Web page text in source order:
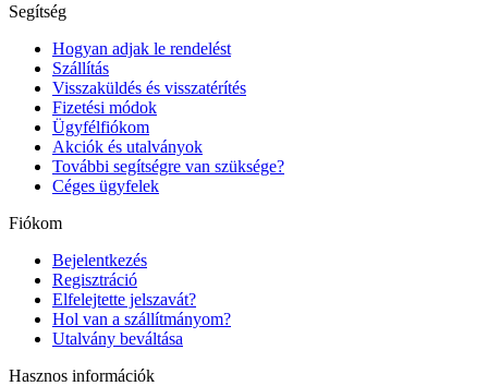
Segítség
Hogyan adjak le rendelést
Szállítás
Visszaküldés és visszatérítés
Fizetési módok
Ügyfélfiókom
Akciók és utalványok
További segítségre van szüksége?
Céges ügyfelek
Fiókom
Bejelentkezés
Regisztráció
Elfelejtette jelszavát?
Hol van a szállítmányom?
Utalvány beváltása
Hasznos információk